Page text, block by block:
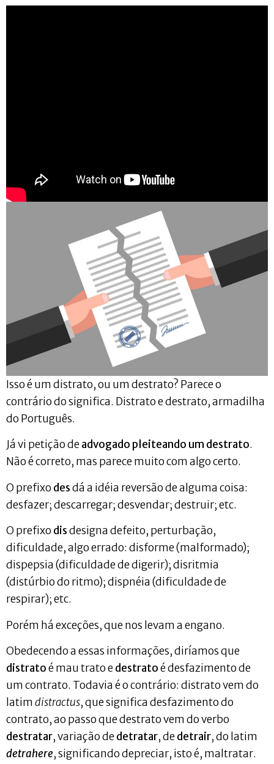
Isso é um distrato, ou um destrato? Parece o
contrário do significa. Distrato e destrato, armadilha
do Português.
Já vi petição deadvogado pleiteando um destrato.
Não é correto, mas parece muito com algo certo.
O prefixo desdá a idéia reversão de alguma coisa:
desfazer; descarregar; desvendar; destruir; etc.
O prefixo disdesigna defeito, perturbação,
dificuldade, algo errado: disforme (malformado);
dispepsia (dificuldade de digerir); disritmia
(distúrbio do ritmo); dispnéia (dificuldade de
respirar); etc.
Porém há exceções, que nos levam a engano.
Obedecendo a essas informações, diríamos que
distratoé mau trato edestratoé desfazimento de
um contrato. Todavia é o contrário: distrato vem do
latimdistractus, que significa desfazimento do
contrato, ao passo que destrato vem do verbo
destratar, variação dedetratar, dedetrair, do latim
detrahere, significando depreciar, isto é, maltratar.